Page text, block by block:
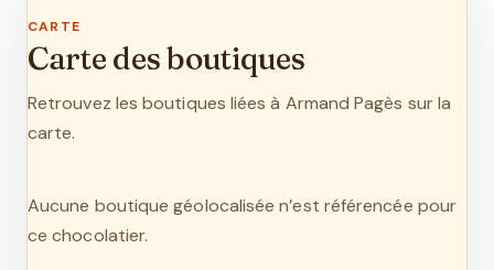
CARTE
Carte des boutiques
Retrouvez les boutiques liées à Armand Pagès sur la
carte.
Aucune boutique géolocalisée n’est référencée pour
ce chocolatier.